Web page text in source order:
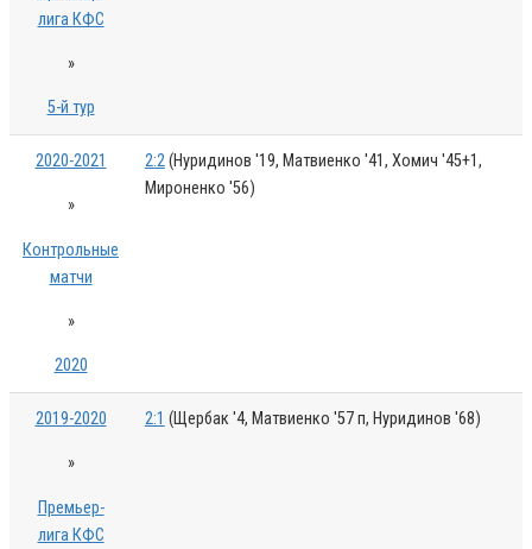
лига КФС
»
5-й тур
2020-2021
»
Контрольные
матчи
»
2020
2:2(Нуридинов '19, Матвиенко '41, Хомич '45+1,
Мироненко '56)
2019-2020
»
Премьер-
лига КФС
2:1 (Щербак '4, Матвиенко '57 п, Нуридинов '68)